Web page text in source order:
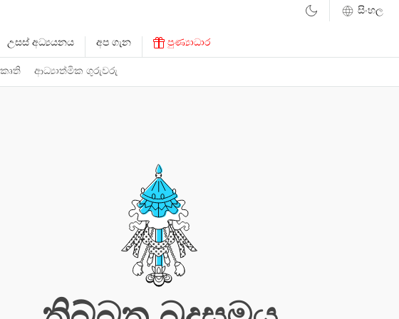
ආධ්‍යාත්මික ගුරුවරු
උසස් අධ්‍යයනය අප ගැන පුණ්‍යාධාර